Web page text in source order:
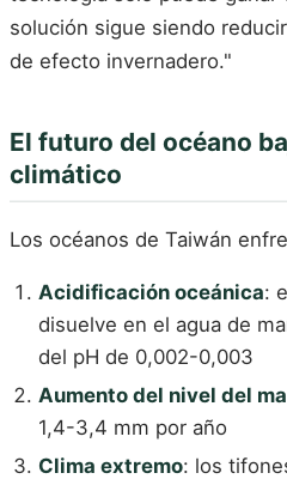
solución sigue siendo
de efecto invernadero."
El futuro del océano
climático
Los océanos de Taiwán
Acidificación oceánica:
disuelve en el agua de
del pH de 0,002-0,003
Aumento del nivel del
1,4-3,4 mm por año
Clima extremo: los